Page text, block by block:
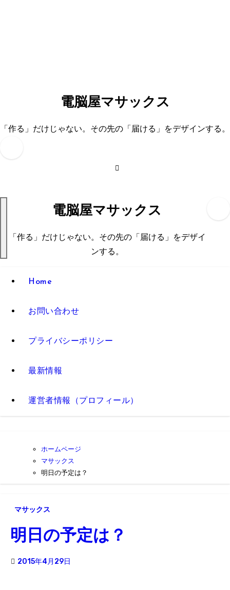
電脳屋マサックス
「作る」だけじゃない。その先の「届ける」をデザインする。
電脳屋マサックス
「作る」だけじゃない。その先の「届ける」をデザイ
ンする。
Home
お問い合わせ
プライバシーポリシー
最新情報
運営者情報（プロフィール）
ホームページ
マサックス
明日の予定は？
マサックス
明日の予定は？
2015年4月29日